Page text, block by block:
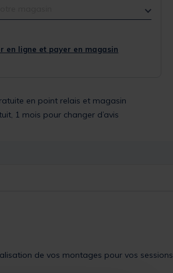
en ligne et payer en magasin
en point relais et magasin
1 mois pour changer d’avis
de vos montages pour vos sessions